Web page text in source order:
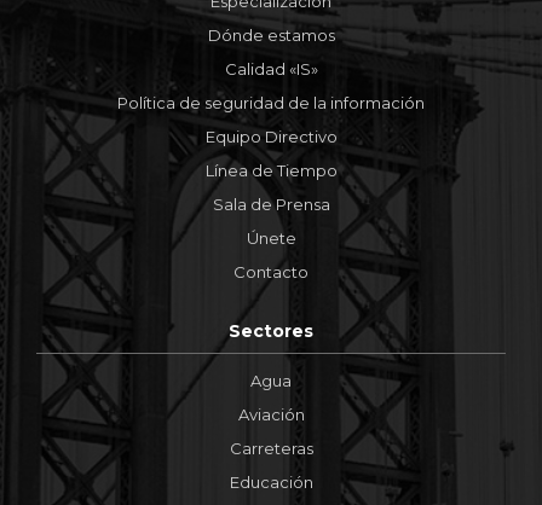
Dónde estamos
Calidad «IS»
Política de seguridad de la información
Equipo Directivo
Línea de Tiempo
Sala de Prensa
Únete
Contacto
Sectores
Agua
Aviación
Carreteras
Educación